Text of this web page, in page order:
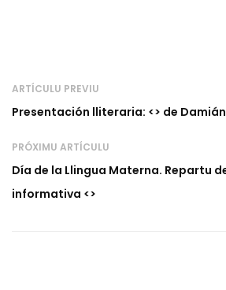
ARTÍCULU PREVIU
Presentación lliteraria: <> de
PRÓXIMU ARTÍCULU
Día de la Llingua Materna. Repartu
informativa <>